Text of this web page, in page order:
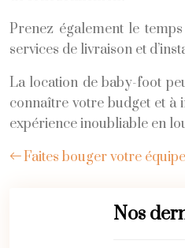
Prenez également le
services de livraison et
La location de baby-foot
connaître votre budget et à
expérience inoubliable en
Faites bouger votre
Nos